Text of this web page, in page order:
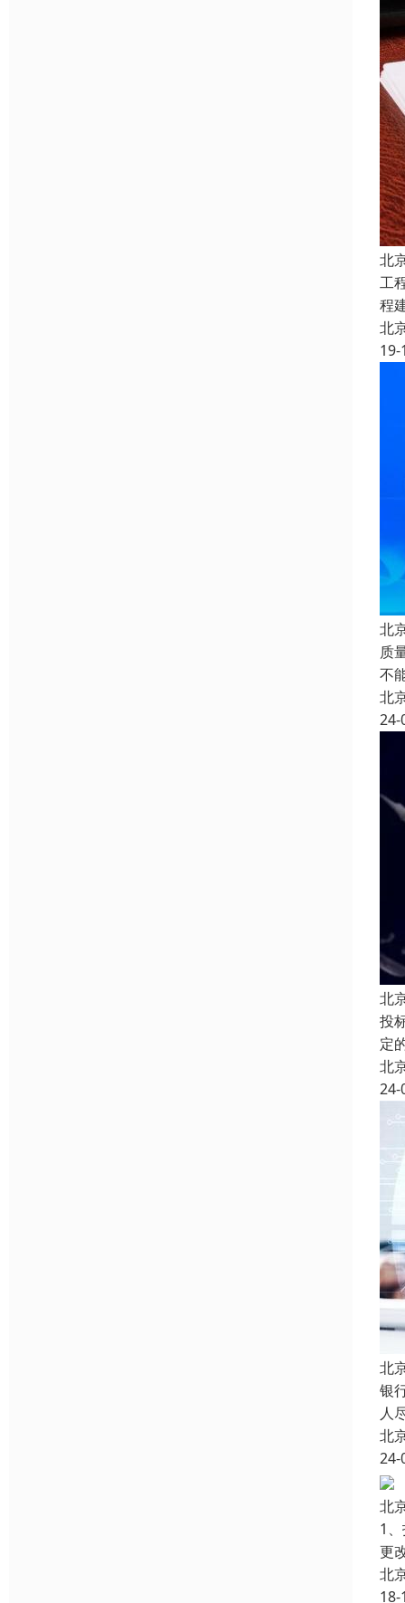
北
工
程
北
19-
北
质
不
北
24-
北
投
定
北
24-
北
银
人
北
24-
北
1
更
北
18-